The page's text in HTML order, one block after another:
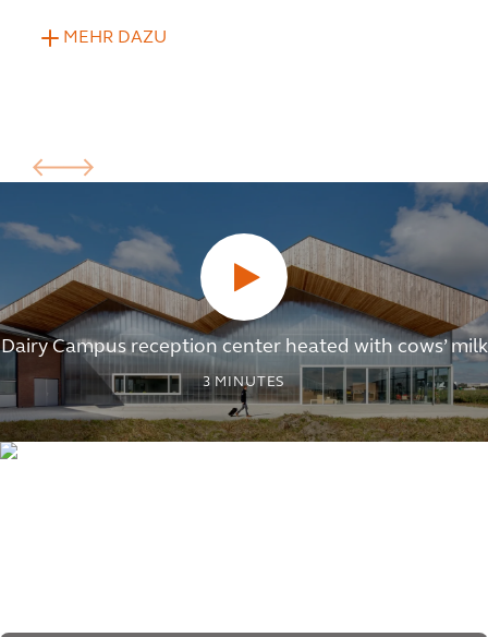
MEHR DAZU
Dairy Campus reception center heated with cows’ milk
3MINUTES